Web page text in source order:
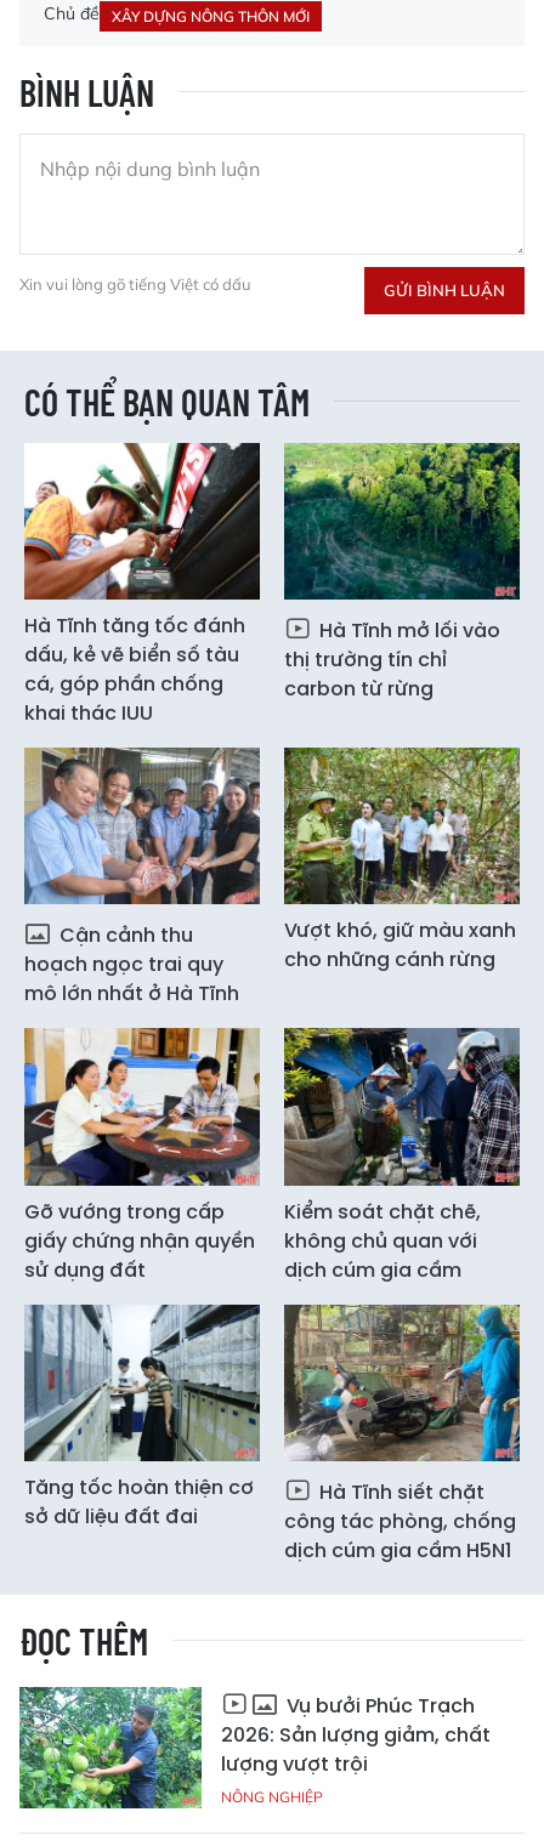
Chủ đề XÂY DỰNG NÔNG THÔN MỚI
BÌNH LUẬN
Xin vui lòng gõ tiếng Việt có dấu GỬI BÌNH LUẬN
CÓ THỂ BẠN QUAN TÂM
Hà Tĩnh tăng tốc đánh
dấu, kẻ vẽ biển số tàu
cá, góp phần chống
khai thác IUU
Hà Tĩnh mở lối vào
thị trường tín chỉ
carbon từ rừng
Cận cảnh thu
hoạch ngọc trai quy
mô lớn nhất ở Hà Tĩnh
Vượt khó, giữ màu xanh
cho những cánh rừng
Gỡ vướng trong cấp
giấy chứng nhận quyền
sử dụng đất
Kiểm soát chặt chẽ,
không chủ quan với
dịch cúm gia cầm
Tăng tốc hoàn thiện cơ
sở dữ liệu đất đai
Hà Tĩnh siết chặt
công tác phòng, chống
dịch cúm gia cầm H5N1
ĐỌC THÊM
Vụ bưởi Phúc Trạch
2026: Sản lượng giảm, chất
lượng vượt trội
NÔNG NGHIỆP